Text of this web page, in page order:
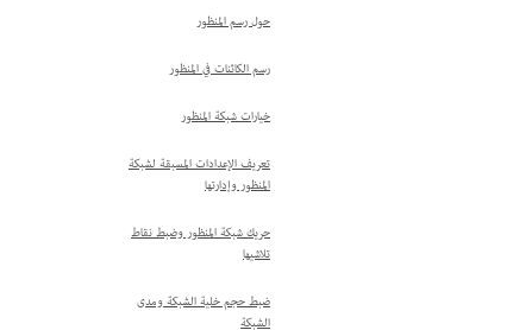
حول رسم المنظور
رسم الكائنات في المنظور
خيارات شبكة المنظور
تعريف الإعدادات المسبقة لشبكة
المنظور وإدارتها
حريك شبكة المنظور وضبط نقاط
تلاشيها
ضبط حجم خلية الشبكة ومدى
الشبكة